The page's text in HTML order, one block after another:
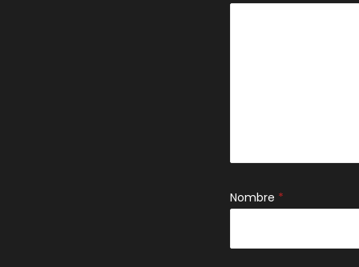
Nombre *